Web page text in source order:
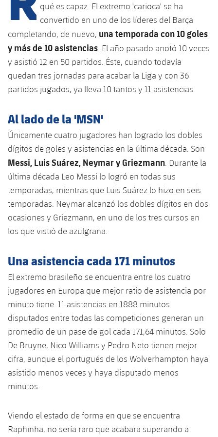
plusicon
más
Instalaciones
Spotify Camp Nou
Estadi Johan Cruyff
Barça Cafe
Ciutat Esportiva
La Masia
plusicon
más
Servicios
Servicios Médicos
plusicon
más
Acreditaciones
SUB13
SUB12
SUB11 A
SUB11 B
SUB10 A
SUB10 B
SUB9 A
SUB9 B
SUB8 A
SUB13 B
SUB12 C
SUB11 C
Entradas
Gameday Shows
Resultados
Jugadores
Fotos
Historia
Palmarés
Base
Barça Atlètic
Junior
Cadete A
Infantil A
Infantil B
Mini
Campus Verano
PLUSICON
MÁS
plusicon
más
Actualidad
Resultados
Clasificaciones
Jugadores
Fotos
Palmarés
Barça Atlètic
plusicon
más
Calendario
Resultados
Clasificaciones
Jugadores
Fotos
plusicon
más
Actualidad
Juvenil
Cadete A
Cadete B
Infantil A
Infantil B
PLUSICON
MÁS
Primer equipo
plusicon
más
Actualidad
Calendario
Entradas
Resultados
Clasificaciones
Jugadors
Fotos
Palmarés
Historia
Barça Atlètic
plusicon
más
Actualidad
Resultados
Jugadores
Clasificaciones
Base
plusicon
más
Juvenil
Cadete
Infantil
Alevín
PLUSICON
MÁS
Primer equipo
Actualidad
Calendario
Entradas
Clasificaciones
Barça Atlètic
Actualidad
Calendario
Jugadores
Base
Actualidad
Campus Verano
Información general
plusicon
más
qué es capaz. El extremo 'carioca' se ha
convertido en uno de los líderes del Barça
completando, de nuevo, una temporada con 10 goles
y más de 10 asistencias . El año pasado anotó 10 veces
y asistió 12 en 50 partidos. Éste, cuando todavía
quedan tres jornadas para acabar la Liga y con 36
partidos jugados, ya lleva 10 tantos y 11 asistencias.
Al lado de la 'MSN'
Únicamente cuatro jugadores han logrado los dobles
dígitos de goles y asistencias en la última década. Son
Messi, Luis Suárez, Neymar y Griezmann . Durante la
última década Leo Messi lo logró en todas sus
temporadas, mientras que Luis Suárez lo hizo en seis
temporadas. Neymar alcanzó los dobles dígitos en dos
ocasiones y Griezmann, en uno de los tres cursos en
los que vistió de azulgrana.
Una asistencia cada 171 minutos
El extremo brasileño se encuentra entre los cuatro
jugadores en Europa que mejor ratio de asistencia por
minuto tiene. 11 asistencias en 1888 minutos
disputados entre todas las competiciones generan un
promedio de un pase de gol cada 171,64 minutos. Solo
De Bruyne, Nico Williams y Pedro Neto tienen mejor
cifra, aunque el portugués de los Wolverhampton haya
asistido menos veces y haya disputado menos
minutos.
Viendo el estado de forma en que se encuentra
Raphinha, no sería raro que acabara superando a